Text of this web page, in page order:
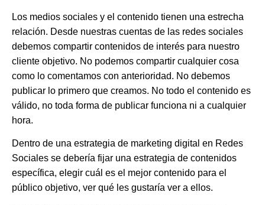
Los medios sociales y el contenido tienen una estrecha
relación. Desde nuestras cuentas de las redes sociales
debemos compartir contenidos de interés para nuestro
cliente objetivo. No podemos compartir cualquier cosa
como lo comentamos con anterioridad. No debemos
publicar lo primero que creamos. No todo el contenido es
válido, no toda forma de publicar funciona ni a cualquier
hora.
Dentro de una estrategia de marketing digital en Redes
Sociales se debería fijar una estrategia de contenidos
específica, elegir cuál es el mejor contenido para el
público objetivo, ver qué les gustaría ver a ellos.